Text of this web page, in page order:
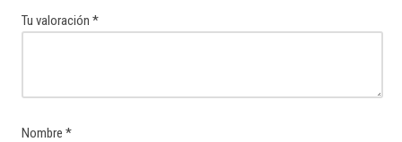
Tu valoración *
Nombre *